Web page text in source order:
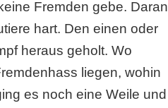
Fremden gebe. Daran
hart. Den einen oder
heraus geholt. Wo
liegen, wohin
es noch eine Weile und